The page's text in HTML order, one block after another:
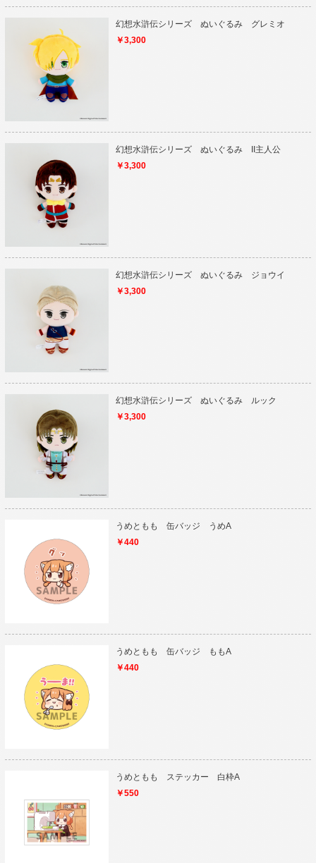
幻想水滸伝シリーズ ぬいぐるみ グレミオ
￥3,300
幻想水滸伝シリーズ ぬいぐるみ II主人公
￥3,300
幻想水滸伝シリーズ ぬいぐるみ ジョウイ
￥3,300
幻想水滸伝シリーズ ぬいぐるみ ルック
￥3,300
うめともも 缶バッジ うめA
￥440
うめともも 缶バッジ ももA
￥440
うめともも ステッカー 白枠A
￥550